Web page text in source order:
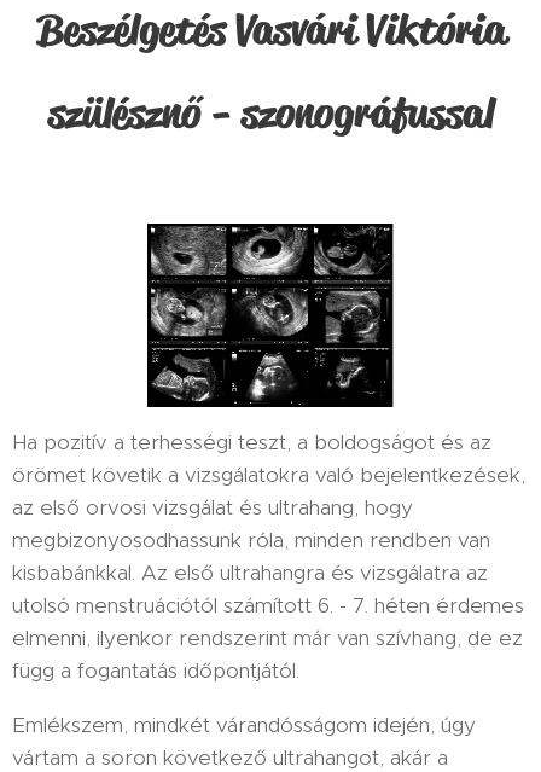
Beszélgetés Vasvári Viktória
szülésznő - szonográfussal
Ha pozitív a terhességi teszt, a boldogságot és az
örömet követik a vizsgálatokra való bejelentkezések,
az első orvosi vizsgálat és ultrahang, hogy
megbizonyosodhassunk róla, minden rendben van
kisbabánkkal. Az első ultrahangra és vizsgálatra az
utolsó menstruációtól számított 6. - 7. héten érdemes
elmenni, ilyenkor rendszerint már van szívhang, de ez
függ a fogantatás időpontjától.
Emlékszem, mindkét várandósságom idején, úgy
vártam a soron következő ultrahangot, akár a